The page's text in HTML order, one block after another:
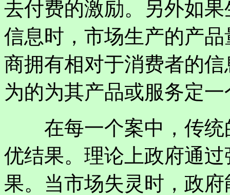
去付费的激励。另外如
信息时，市场生产的产
商拥有相对于消费者的
为的为其产品或服务定
在每一个案中，传统
优结果。理论上政府通
果。当市场失灵时，政